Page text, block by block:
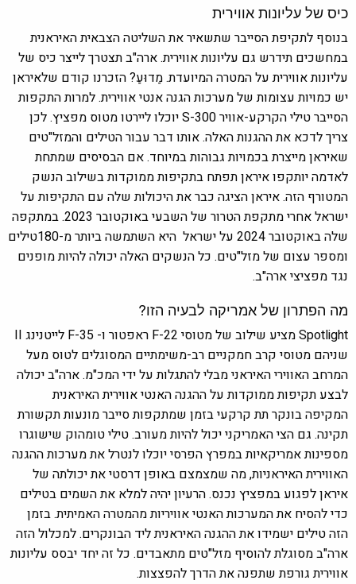
כיס של עליונות אווירית
בנוסף לתקיפת הסייבר שתשאיר את השליטה הצבאית האיראנית
במחשכים תידרש גם עליונות אווירית. ארה"ב תצטרך לייצר כיס של
עליונות אווירית על המטרה המיועדת. מַדוּעַ? הזכרנו קודם שלאיראן
יש כמויות עצומות של מערכות הגנה אנטי אווירית. למרות התקפות
הסייבר טילי הקרקע-אוויר S-300 יוכלו ליירטו מטוס מפציץ. לכן
צריך לדכא את ההגנות האלה. אותו דבר עבור הטילים והמזל"טים
שאיראן מייצרת בכמויות גבוהות במיוחד. אם הבסיסים שמתחת
לאדמה יותקפו איראן תפתח בתקיפות ממוקדות בשילוב הנשק
המטורף הזה. איראן הציגה כבר את היכולות שלה עם התקיפות על
ישראל אחרי מתקפת הטרור של השבעי באוקטובר 2023. במתקפה
שלה באוקטובר 2024 על ישראל היא השתמשה ביותר מ-180טילים
ומספר עצום של מזל"טים. כל הנשקים האלה יכולה להיות מופנים
נגד מפציצי ארה"ב.
מה הפתרון של אמריקה לבעיה הזו?
Spotlight מציע שילוב של מטוסי F-22 ראפטור ו-F-35 לייטנינג II
שניהם מטוסי קרב חמקניים רב-משימתיים המסוגלים לטוס מעל
המרחב האווירי האיראני מבלי להתגלות על ידי המכ"מ. ארה"ב יכולה
לבצע תקיפות ממוקדות על ההגנה האנטי אווירית האיראנית
המקיפה בונקר תת קרקעי בזמן שמתקפות סייבר מונעות תקשורת
תקינה. גם הצי האמריקני יכול להיות מעורב. טילי טומהוק שישוגרו
מספינות אמריקאיות במפרץ הפרסי יוכלו לנטרל את מערכות ההגנה
האווירית האיראניות, מה שמצמצם באופן דרסטי את יכולתה של
איראן לפגוע במפציץ נכנס. הרעיון יהיה למלא את השמים בטילים
כדי להסיח את המערכות האנטי אוויריות מהמטרה האמיתית. בזמן
הזה טילים ישמידו את ההגנה האיראנית ליד הבונקרים. למכלול הזה
ארה"ב מסוגלת להוסיף מזל"טים מתאבדים. כל זה יחד יבסס עליונות
אווירית גורפת שתפנה את הדרך להפצצות.